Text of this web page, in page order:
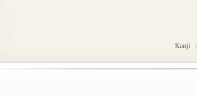
Kanji